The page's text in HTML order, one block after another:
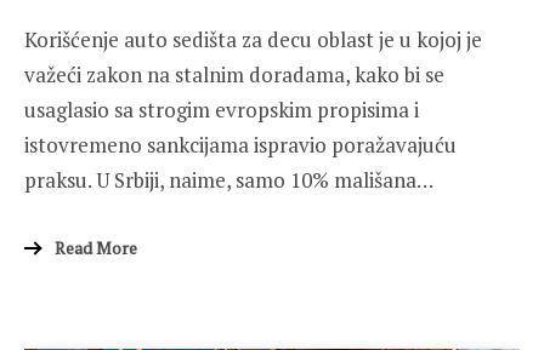
Korišćenje auto sedišta za decu oblast je u kojoj je
važeći zakon na stalnim doradama, kako bi se
usaglasio sa strogim evropskim propisima i
istovremeno sankcijama ispravio poražavajuću
praksu. U Srbiji, naime, samo 10% mališana…
Read More